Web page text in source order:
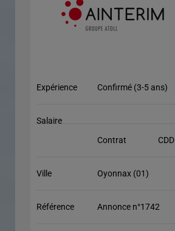
Expérience Confirmé (3-5 ans)
Salaire
Contrat
CDD
Ville Oyonnax (01)
Référence Annonce n°1742